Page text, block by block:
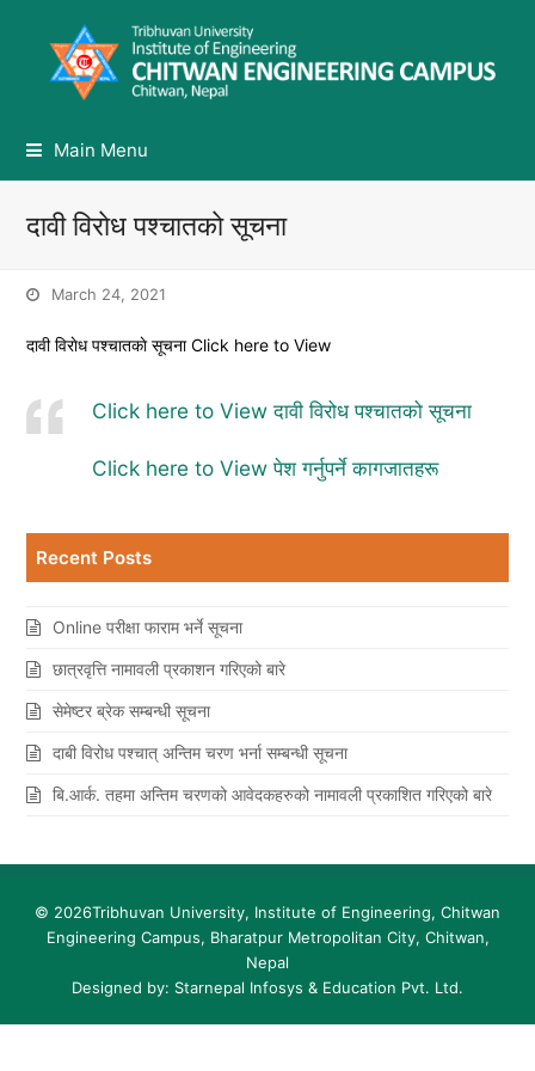
Main Menu
दावी विराेध पश्चातकाे सूचना
March 24, 2021
दावी विराेध पश्चातकाे सूचना Click here to View
Click here to View दावी विरोध पश्चातको सूचना
Click here to View पेश गर्नुपर्ने कागजातहरू
Recent Posts
Online परीक्षा फाराम भर्ने सूचना
छात्रवृत्ति नामावली प्रकाशन गरिएको बारे
सेमेष्‍टर ब्रेक सम्बन्धी सूचना
दाबी विरोध पश्‍चात् अन्तिम चरण भर्ना सम्बन्धी सूचना
बि.आर्क. तहमा अन्तिम चरणको आवेदकहरुको नामावली प्रकाशित गरिएको बारे
© 2026Tribhuvan University, Institute of Engineering, Chitwan
Engineering Campus, Bharatpur Metropolitan City, Chitwan,
Nepal
Designed by: Starnepal Infosys & Education Pvt. Ltd.